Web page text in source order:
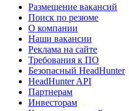
Размещение вакансий
Поиск по резюме
О компании
Наши вакансии
Реклама на сайте
Требования к ПО
Безопасный HeadHunter
HeadHunter API
Партнерам
Инвесторам